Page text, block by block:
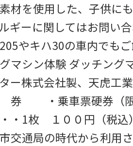
使用した、子供にも
ギーに関してはお問い
ハ30の車内でもご
マシン体験 ダッチング
ー株式会社製、天虎工
乗車票硬券（限
・1枚 １００円（税込
局の時代から利用さ